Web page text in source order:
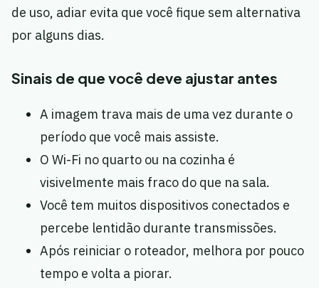
de uso, adiar evita que você fique sem alternativa
por alguns dias.
Sinais de que você deve ajustar antes
A imagem trava mais de uma vez durante o
período que você mais assiste.
O Wi-Fi no quarto ou na cozinha é
visivelmente mais fraco do que na sala.
Você tem muitos dispositivos conectados e
percebe lentidão durante transmissões.
Após reiniciar o roteador, melhora por pouco
tempo e volta a piorar.